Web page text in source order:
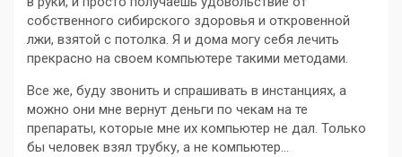
собственного сибирского здоровья и откровенной
лжи, взятой с потолка. Я и дома могу себя лечить
прекрасно на своем компьютере такими методами.
Все же, буду звонить и спрашивать в инстанциях, а
можно они мне вернут деньги по чекам на те
препараты, которые мне их компьютер не дал. Только
бы человек взял трубку, а не компьютер…